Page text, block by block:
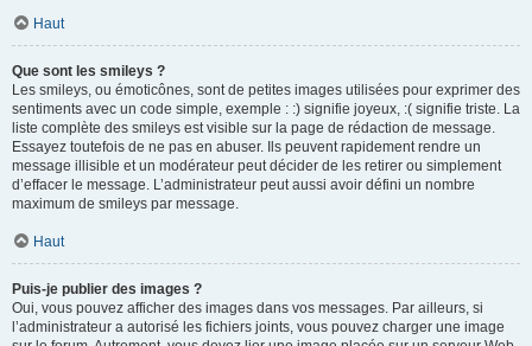
Haut
Que sont les smileys ?
Les smileys, ou émoticônes, sont de petites images utilisées pour exprimer des
sentiments avec un code simple, exemple : :) signifie joyeux, :( signifie triste. La
liste complète des smileys est visible sur la page de rédaction de message.
Essayez toutefois de ne pas en abuser. Ils peuvent rapidement rendre un
message illisible et un modérateur peut décider de les retirer ou simplement
d’effacer le message. L’administrateur peut aussi avoir défini un nombre
maximum de smileys par message.
Haut
Puis-je publier des images ?
Oui, vous pouvez afficher des images dans vos messages. Par ailleurs, si
l’administrateur a autorisé les fichiers joints, vous pouvez charger une image